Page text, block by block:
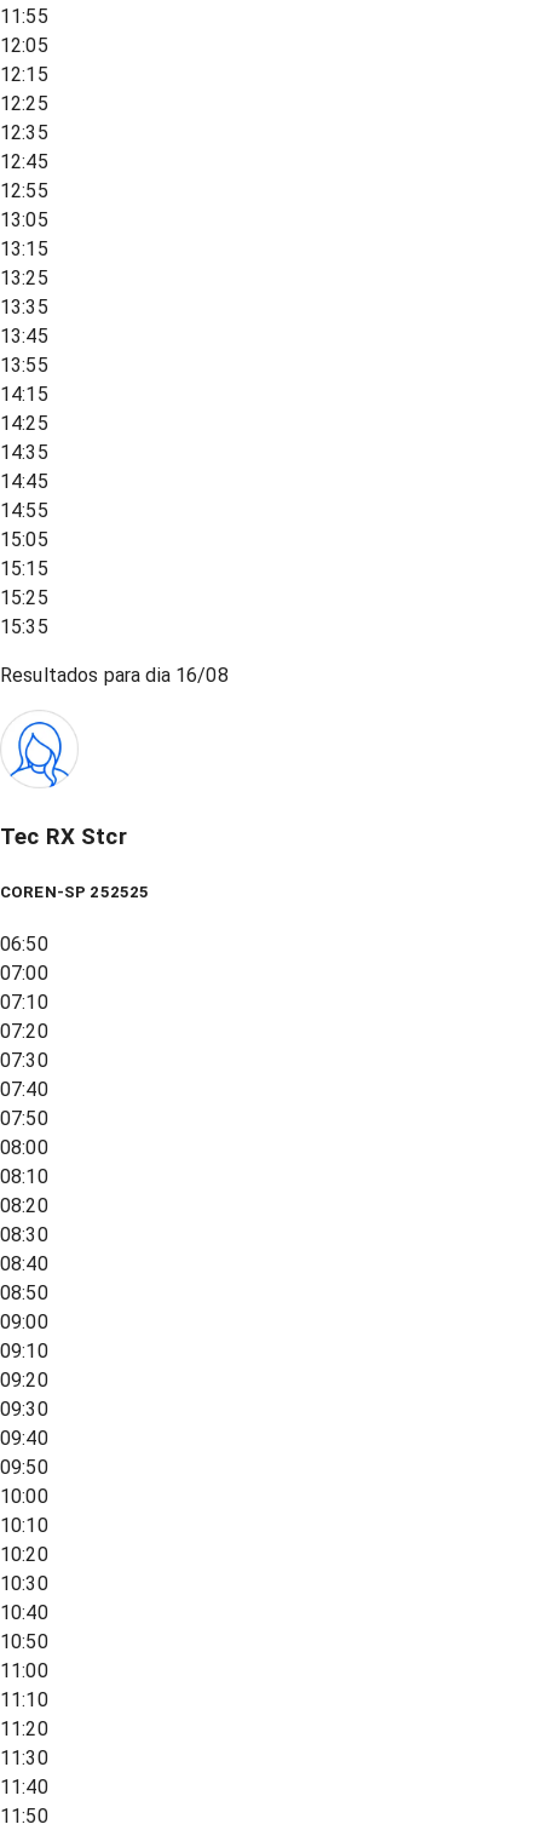
11:55
12:05
12:15
12:25
12:35
12:45
12:55
13:05
13:15
13:25
13:35
13:45
13:55
14:15
14:25
14:35
14:45
14:55
15:05
15:15
15:25
15:35
Resultados para dia 16/08
Tec RX Stcr
COREN-SP 252525
06:50
07:00
07:10
07:20
07:30
07:40
07:50
08:00
08:10
08:20
08:30
08:40
08:50
09:00
09:10
09:20
09:30
09:40
09:50
10:00
10:10
10:20
10:30
10:40
10:50
11:00
11:10
11:20
11:30
11:40
11:50